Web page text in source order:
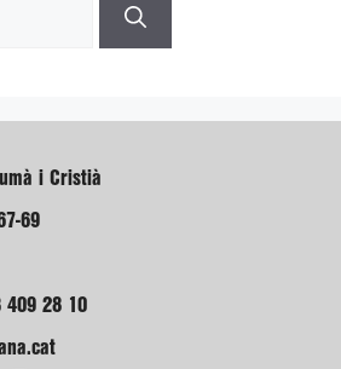
i Cristià
69
409 28 10